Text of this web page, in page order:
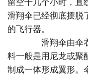
留空十几个小时，直
滑翔伞已经彻底摆脱
的飞行器。
滑翔伞由伞衣
料一般是用尼龙或聚
制成一体形成翼形。